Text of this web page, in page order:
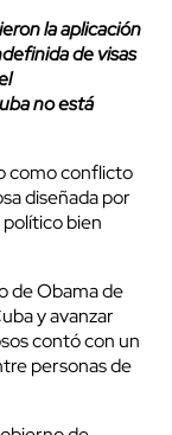
la aplicación
de visas
no está
como conflicto
diseñada por
bien
de Obama de
y avanzar
contó con un
personas de